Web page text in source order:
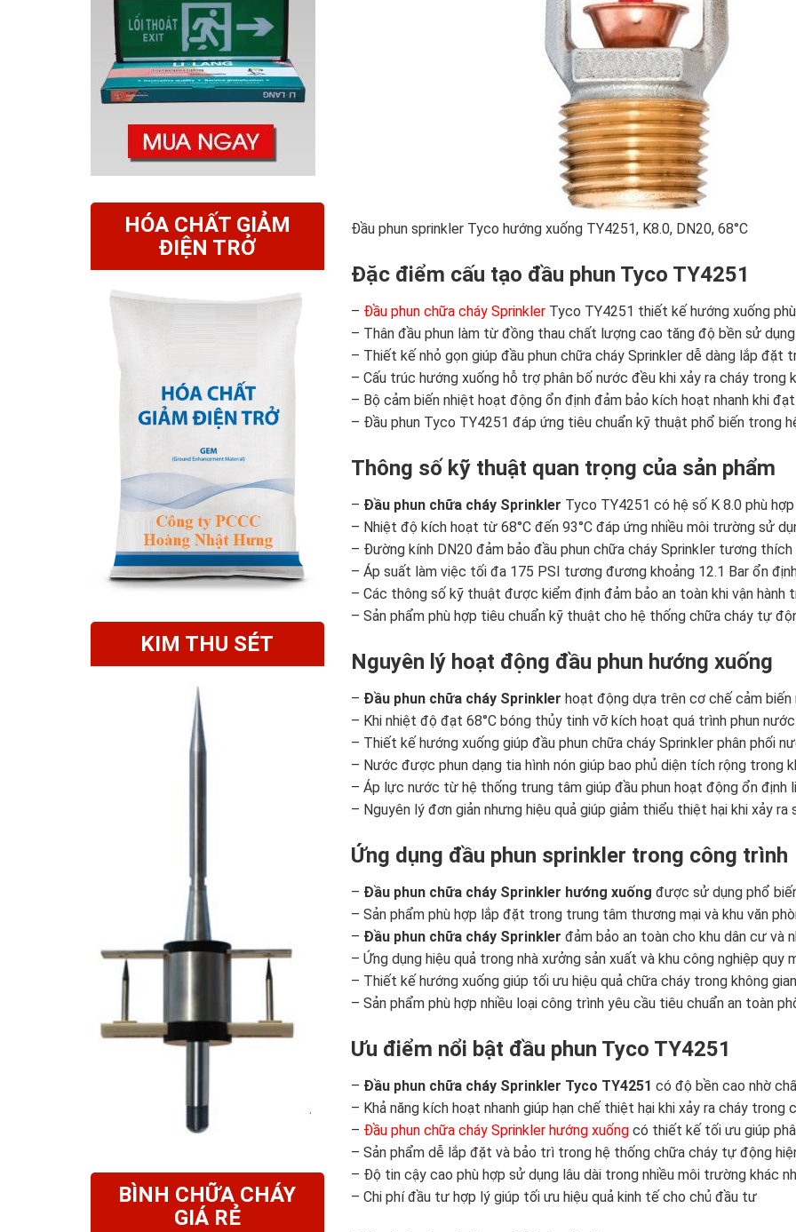
Đầu phun sprinkler Tyco hướng xuống TY4251, K8.0, DN20, 68°C
Đặc điểm cấu tạo đầu phun Tyco TY4251
– Đầu phun chữa cháy Sprinkler Tyco TY4251 thiết kế hướng xuống
– Thân đầu phun làm từ đồng thau chất lượng cao tăng độ bền sử dụng
– Thiết kế nhỏ gọn giúp đầu phun chữa cháy Sprinkler dễ dàng lắp đặt
– Cấu trúc hướng xuống hỗ trợ phân bố nước đều khi xảy ra cháy trong
– Bộ cảm biến nhiệt hoạt động ổn định đảm bảo kích hoạt nhanh khi
– Đầu phun Tyco TY4251 đáp ứng tiêu chuẩn kỹ thuật phổ biến trong
Thông số kỹ thuật quan trọng của sản phẩm
– Đầu phun chữa cháy Sprinkler Tyco TY4251 có hệ số K 8.0 phù
– Nhiệt độ kích hoạt từ 68°C đến 93°C đáp ứng nhiều môi trường sử
– Đường kính DN20 đảm bảo đầu phun chữa cháy Sprinkler tương
– Áp suất làm việc tối đa 175 PSI tương đương khoảng 12.1 Bar ổn
– Các thông số kỹ thuật được kiểm định đảm bảo an toàn khi vận
– Sản phẩm phù hợp tiêu chuẩn kỹ thuật cho hệ thống chữa cháy tự
Nguyên lý hoạt động đầu phun hướng xuống
– Đầu phun chữa cháy Sprinkler hoạt động dựa trên cơ chế cảm
– Khi nhiệt độ đạt 68°C bóng thủy tinh vỡ kích hoạt quá trình phun
– Thiết kế hướng xuống giúp đầu phun chữa cháy Sprinkler phân phối
– Nước được phun dạng tia hình nón giúp bao phủ diện tích rộng trong
– Áp lực nước từ hệ thống trung tâm giúp đầu phun hoạt động ổn định
– Nguyên lý đơn giản nhưng hiệu quả giúp giảm thiểu thiệt hại khi xảy ra
Ứng dụng đầu phun sprinkler trong công trình
– Đầu phun chữa cháy Sprinkler hướng xuống được sử dụng phổ
– Sản phẩm phù hợp lắp đặt trong trung tâm thương mại và khu văn
– Đầu phun chữa cháy Sprinkler đảm bảo an toàn cho khu dân cư và
– Ứng dụng hiệu quả trong nhà xưởng sản xuất và khu công nghiệp quy
– Thiết kế hướng xuống giúp tối ưu hiệu quả chữa cháy trong không
– Sản phẩm phù hợp nhiều loại công trình yêu cầu tiêu chuẩn an toàn
Ưu điểm nổi bật đầu phun Tyco TY4251
– Đầu phun chữa cháy Sprinkler Tyco TY4251 có độ bền cao nhờ
– Khả năng kích hoạt nhanh giúp hạn chế thiệt hại khi xảy ra cháy trong
– Đầu phun chữa cháy Sprinkler hướng xuốngcó thiết kế tối ưu giúp
– Sản phẩm dễ lắp đặt và bảo trì trong hệ thống chữa cháy tự động
– Độ tin cậy cao phù hợp sử dụng lâu dài trong nhiều môi trường khác
– Chi phí đầu tư hợp lý giúp tối ưu hiệu quả kinh tế cho chủ đầu tư
HÓA CHẤT GIẢM
ĐIỆN TRỞ
KIM THU SÉT
BÌNH CHỮA CHÁY
GIÁ RẺ